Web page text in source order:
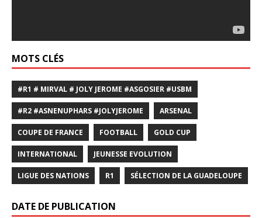
MOTS CLÉS
#R1 # MIRVAL # JOLY JEROME #ASGOSIER #USBM
#R2 #ASNENUPHARS #JOLYJEROME ARSENAL
COUPE DE FRANCE FOOTBALL GOLD CUP
INTERNATIONAL JEUNESSE EVOLUTION
LIGUE DES NATIONS R1 SÉLECTION DE LA GUADELOUPE
DATE DE PUBLICATION